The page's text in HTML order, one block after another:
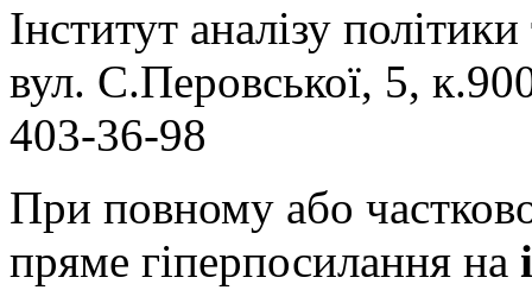
Інститут аналізу
вул. С.Перовської, 5,
403-36-98
При повному або
пряме гіперпосилання на